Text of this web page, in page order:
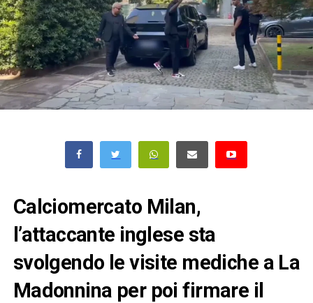
Calciomercato Milan,
l’attaccante inglese sta
svolgendo le visite mediche a La
Madonnina per poi firmare il